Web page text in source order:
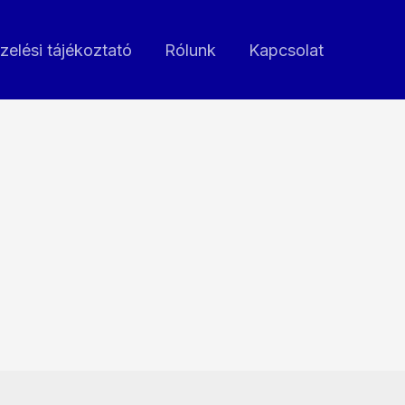
tájékoztató Rólunk Kapcsolat